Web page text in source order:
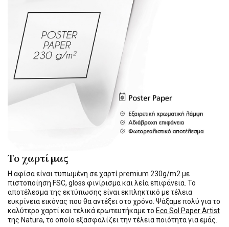
Το χαρτί μας
Η αφίσα είναι τυπωμένη σε χαρτί premium 230g/m2 με
πιστοποίηση FSC, gloss φινίρισμα και λεία επιφάνεια. Το
αποτέλεσμα της εκτύπωσης είναι εκπληκτικό με τέλεια
ευκρίνεια εικόνας που θα αντέξει στο χρόνο. Ψάξαμε πολύ για το
καλύτερο χαρτί και τελικά ερωτευτήκαμε το Eco Sol Paper Artist
της Natura, το οποίο εξασφαλίζει την τέλεια ποιότητα για εμάς.